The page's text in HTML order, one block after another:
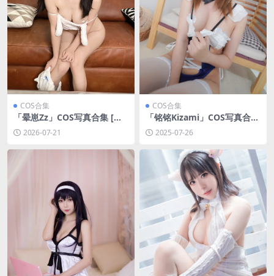
COS合集
「晕崽Zz」COS写真合集 [持
续更新]
2026-07-21
COS合集
「铭铭Kizami」COS写真合集
[持续更新]
2025-07-26